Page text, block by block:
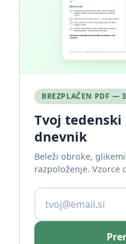
BREZPLAČEN PDF —
Tvoj
dnevnik
Beleži obroke,
razpoloženje. Vzorce